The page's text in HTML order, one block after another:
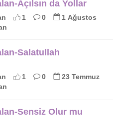
Açılsın da Yollar
1 0
1 Ağustos
Salatullah
1 0
23 Temmuz
Sensiz Olur mu